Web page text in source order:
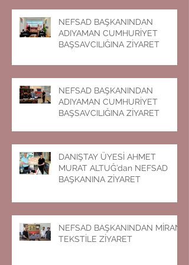
NEFSAD BAŞKANINDAN
ADIYAMAN CUMHURİYET
BAŞSAVCILIĞINA ZİYARET
NEFSAD BAŞKANINDAN
ADIYAMAN CUMHURİYET
BAŞSAVCILIĞINA ZİYARET
DANIŞTAY ÜYESİ AHMET
MURAT ALTUĞ’dan NEFSAD
BAŞKANINA ZİYARET
NEFSAD BAŞKANINDAN MİRAN
TEKSTİLE ZİYARET